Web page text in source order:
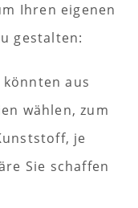
Ihren eigenen
gestalten:
könnten aus
wählen, zum
je
Sie schaffen